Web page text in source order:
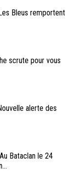
Bleus remportent
scrute pour vous
alerte des
Bataclan le 24